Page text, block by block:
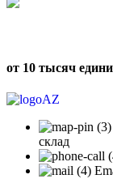
от 10 тысяч
склад